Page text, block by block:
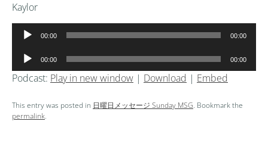
Kaylor
レ
ヤ
ー
00:00 00:00
声
プ
ー
00:00 00:00
Podcast: Play in new window | Download | Embed
This entry was posted in 日曜日メッセージ Sunday MSG. Bookmark the
permalink.